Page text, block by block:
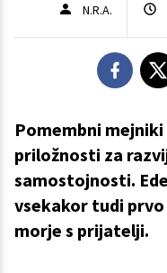
N.R.A.
Pomembni
priložnosti za
samostojnosti.
vsekakor tudi
morje s prijatelji.